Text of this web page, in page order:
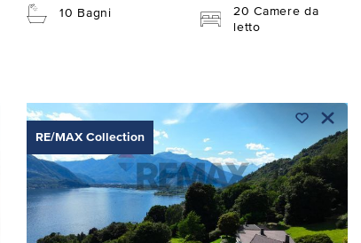
10 Bagni
20 Camere da
letto
RE/MAX Collection